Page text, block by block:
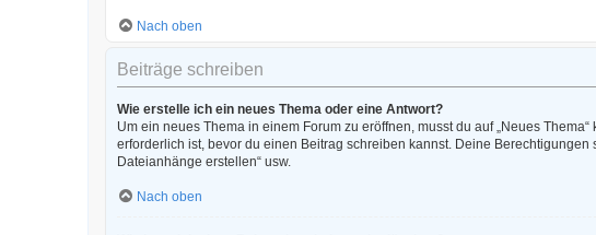
Nach oben
Beiträge schreiben
Wie erstelle ich ein neues Thema oder eine Antwort?
Um ein neues Thema in einem Forum zu eröffnen, musst du auf „Neues
erforderlich ist, bevor du einen Beitrag schreiben kannst. Deine
Dateianhänge erstellen“ usw.
Nach oben